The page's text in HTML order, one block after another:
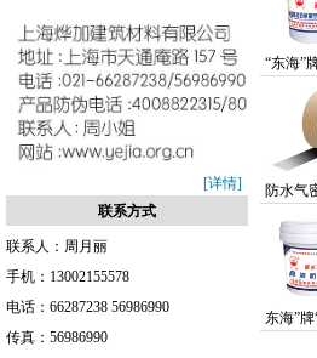
[详情]
联系方式
联系人： 周月丽
手机： 13002155578
电话： 66287238 56986990
传真： 56986990
“东海”
土百
防水气
的耐
东海”